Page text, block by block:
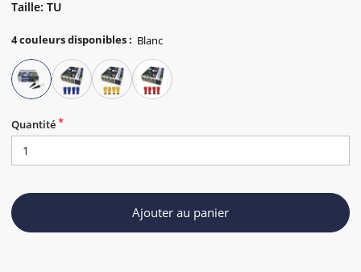
Taille: TU
4couleurs disponibles:
Quantité
Ajouter au panier